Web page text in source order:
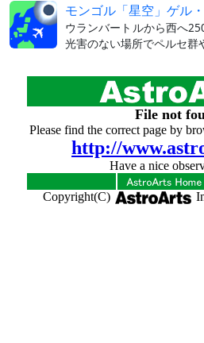
モンゴル「星空」ゲル
ウランバートルから西へ
光害のない場所でペルセ群